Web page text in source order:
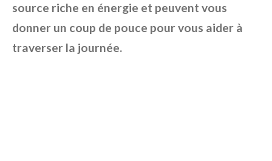
source riche en énergie et peuvent vous
donner un coup de pouce pour vous aider à
traverser la journée.